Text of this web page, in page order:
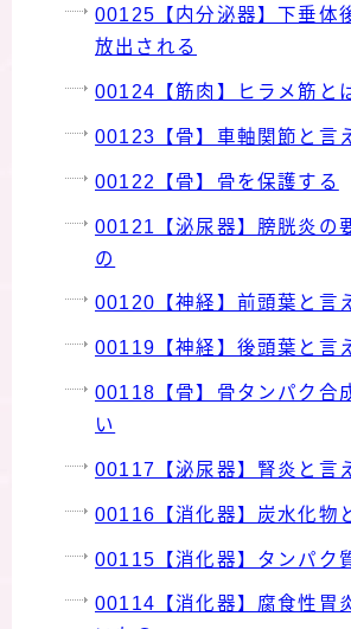
00125【内分泌器】下垂体
放出される
00124【筋肉】ヒラメ筋と
00123【骨】車軸関節と言
00122【骨】骨を保護する
00121【泌尿器】膀胱炎の
の
00120【神経】前頭葉と言
00119【神経】後頭葉と言
00118【骨】骨タンパク合
い
00117【泌尿器】腎炎と言
00116【消化器】炭水化物
00115【消化器】タンパク
00114【消化器】腐食性胃